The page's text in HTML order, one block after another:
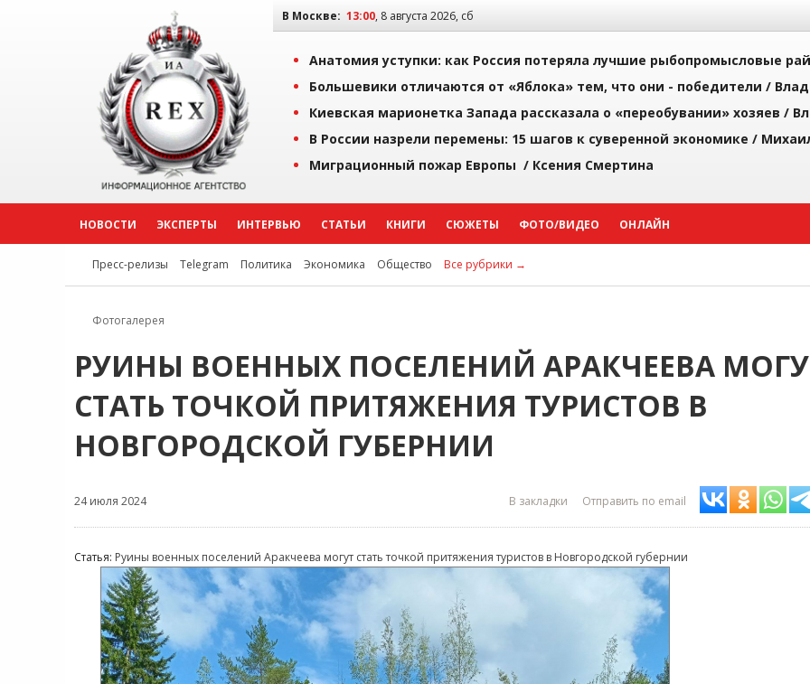
В Москве: 13:00, 8 августа 2026, сб
Анатомия уступки: как Россия потеряла лучшие рыбопромысловые
Большевики отличаются от «Яблока» тем, что они - победители /
Киевская марионетка Запада рассказала о «переобувании» хозяев /
В России назрели перемены: 15 шагов к суверенной экономике /
Миграционный пожар Европы / Ксения Смертина
НОВОСТИ ЭКСПЕРТЫ ИНТЕРВЬЮ СТАТЬИ КНИГИ СЮЖЕТЫ ФОТО/ВИДЕО ОНЛАЙН
Пресс-релизы Telegram Политика Экономика Общество Все рубрики →
Фотогалерея
РУИНЫ ВОЕННЫХ ПОСЕЛЕНИЙ АРАКЧЕЕВА
СТАТЬ ТОЧКОЙ ПРИТЯЖЕНИЯ ТУРИСТОВ В
НОВГОРОДСКОЙ ГУБЕРНИИ
24 июля 2024 Отправить по email
В закладки
Статья: Руины военных поселений Аракчеева могут стать точкой притяжения туристов в Новгородской губернии